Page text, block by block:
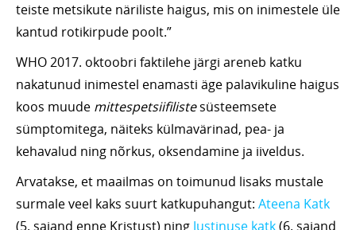
teiste metsikute näriliste haigus, mis on inimestele üle
kantud rotikirpude poolt.”
WHO 2017. oktoobri faktilehe järgi areneb katku
nakatunud inimestel enamasti äge palavikuline haigus
koos muude mittespetsiifilistesüsteemsete
sümptomitega, näiteks külmavärinad, pea- ja
kehavalud ning nõrkus, oksendamine ja iiveldus.
Arvatakse, et maailmas on toimunud lisaks mustale
surmale veel kaks suurt katkupuhangut: Ateena Katk
(5. sajand enne Kristust) ning Justinuse katk(6. sajand